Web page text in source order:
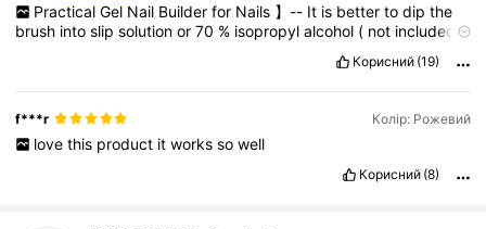
Practical Gel Nail Builder for Nails 】-- It is better to dip the
brush intoslipsolutionor70 % isopropylalcohol ( not included
bepickedand
pushedonnaildualformssmoothly.Thisprofessionalnailkitis
a
great choice
specialists.
Корисний (19)
f***r Колір: Рожевий
love this product it works so well
Корисний (8)